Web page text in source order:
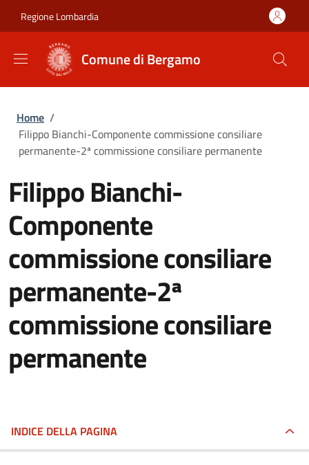
Regione Lombardia
Comune di Bergamo
Briciole di pane
Home /
Filippo Bianchi-Componente commissione consiliare
permanente-2ª commissione consiliare permanente
Filippo Bianchi-
Componente
commissione consiliare
permanente-2ª
commissione consiliare
permanente
INDICE DELLA PAGINA